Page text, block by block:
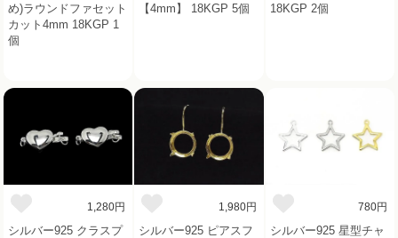
め)ラウンドファセット
カット4mm 18KGP 1
個
【4mm】 18KGP 5個
18KGP 2個
1,280円
シルバー925 クラスプ
1,980円
シルバー925 ピアスフ
780円
シルバー925 星型チャ